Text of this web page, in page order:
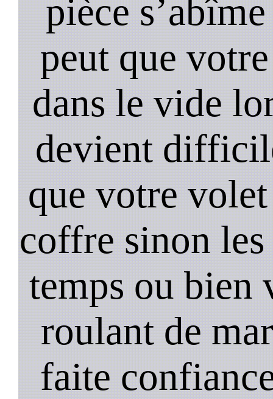
pièce
peut que
dans le vide
devient
que votre
coffre sinon les
temps ou bien
roulant de
faite